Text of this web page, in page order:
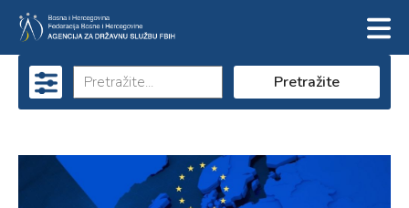
Pretražite